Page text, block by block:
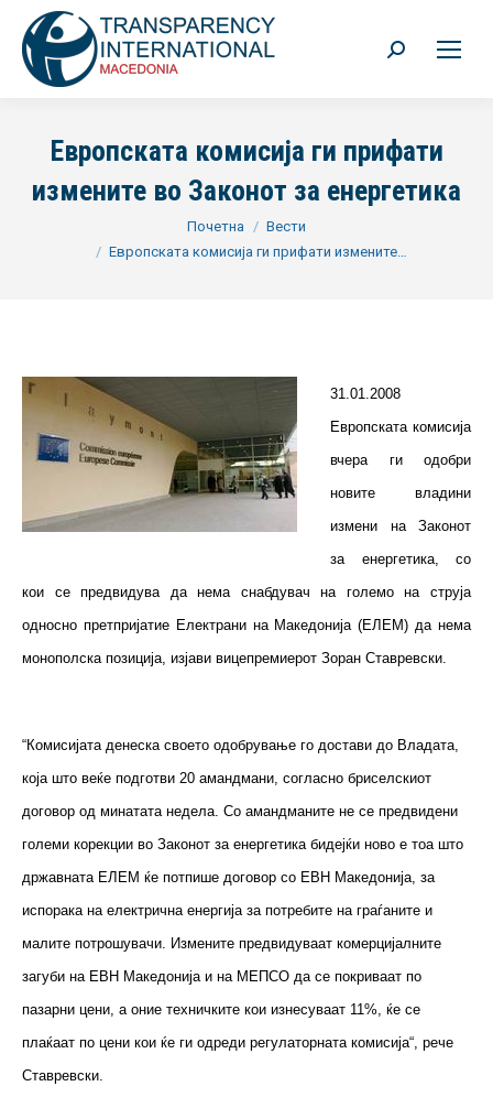
Search:
Европската комисија ги прифати
измените во Законот за енергетика
Почетна
Вести
Европската комисија ги прифати измените…
31.01.2008
Европската комисија
вчера ги одобри
новите владини
измени на Законот
за енергетика, со
кои се предвидува да нема снабдувач на големо на струја
односно претпријатие Електрани на Македонија (ЕЛЕМ) да нема
монополска позиција, изјави вицепремиерот Зоран Ставревски.
“Комисијата денеска своето одобрување го достави до Владата,
која што веќе подготви 20 амандмани, согласно бриселскиот
договор од минатата недела. Со амандманите не се предвидени
големи корекции во Законот за енергетика бидејќи ново е тоа што
државната ЕЛЕМ ќе потпише договор со ЕВН Македонија, за
испорака на електрична енергија за потребите на граѓаните и
малите потрошувачи. Измените предвидуваат комерцијалните
загуби на ЕВН Македонија и на МЕПСО да се покриваат по
пазарни цени, а оние техничките кои изнесуваат 11%, ќе се
плаќаат по цени кои ќе ги одреди регулаторната комисија“, рече
Ставревски.